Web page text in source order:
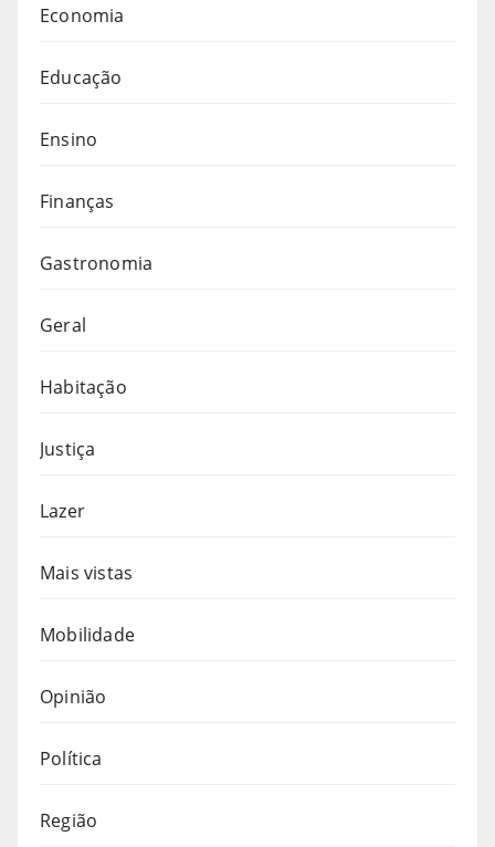
Economia
Educação
Ensino
Finanças
Gastronomia
Geral
Habitação
Justiça
Lazer
Mais vistas
Mobilidade
Opinião
Política
Região